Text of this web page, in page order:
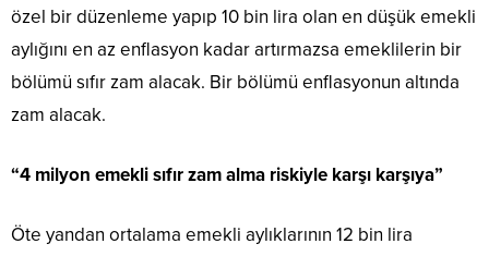
özel bir düzenleme yapıp 10 bin lira olan en düşük emekli
aylığını en az enflasyon kadar artırmazsa emeklilerin bir
bölümü sıfır zam alacak. Bir bölümü enflasyonun altında
zam alacak.
“4 milyon emekli sıfır zam alma riskiyle karşı karşıya”
Öte yandan ortalama emekli aylıklarının 12 bin lira